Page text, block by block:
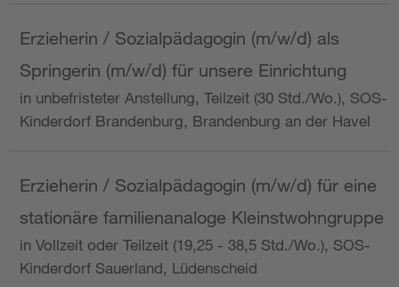
Erzieherin / Sozialpädagogin (m/w/d) als
Springerin (m/w/d) für unsere Einrichtung
in unbefristeter Anstellung, Teilzeit (30 Std./Wo.), SOS-
Kinderdorf Brandenburg, Brandenburg an der Havel
Erzieherin / Sozialpädagogin (m/w/d) für eine
stationäre familienanaloge Kleinstwohngruppe
in Vollzeit oder Teilzeit (19,25 - 38,5 Std./Wo.), SOS-
Kinderdorf Sauerland, Lüdenscheid